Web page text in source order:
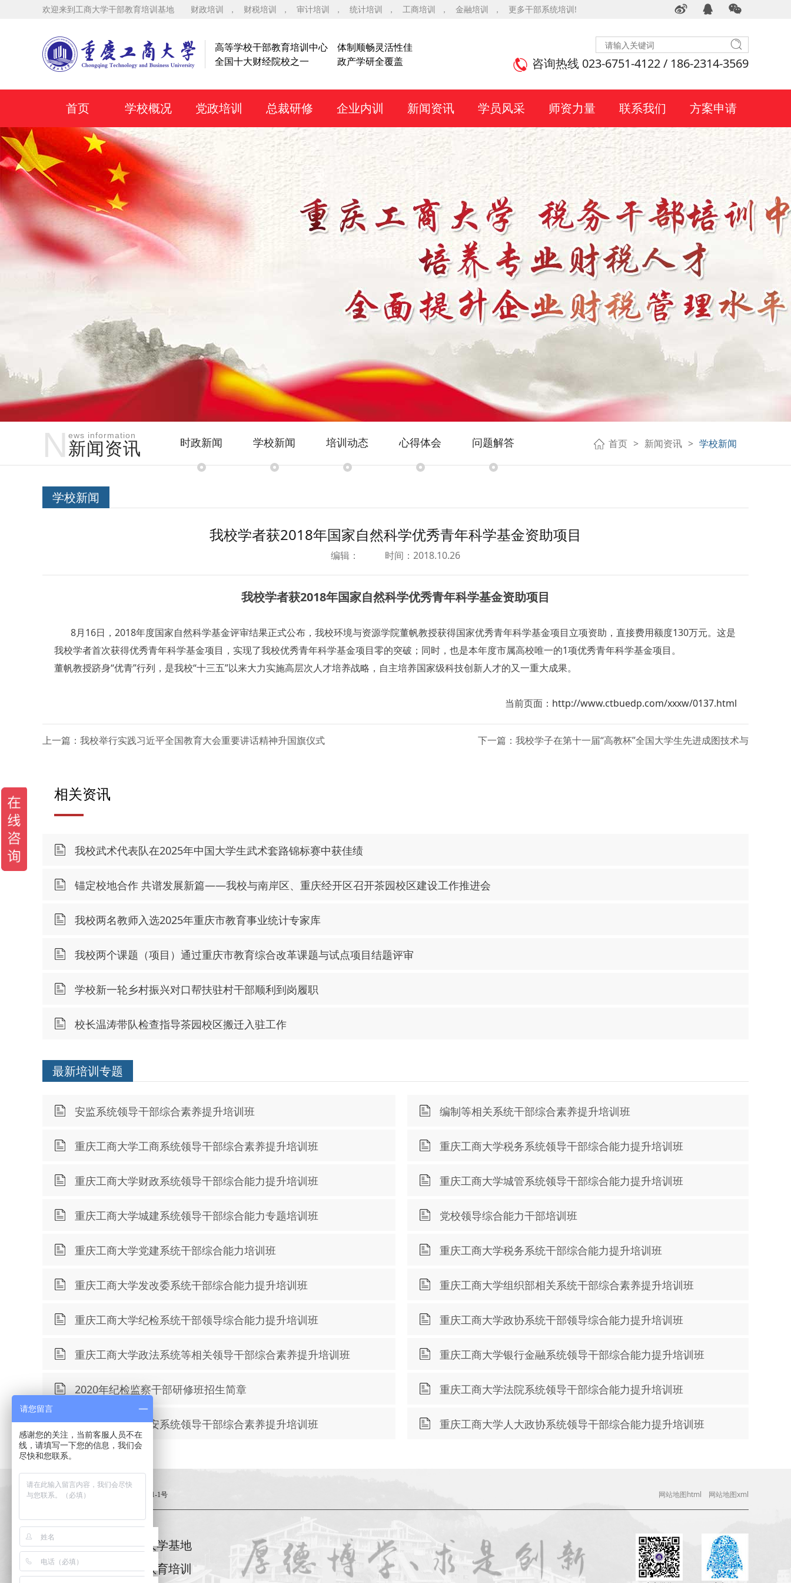
欢迎来到工商大学干部教育培训基地 财政培训 ， 财税培训 ， 审计培训 ， 统计培训 ， 工商培训 ， 金融培训 ， 更多干部系统培训!
高等学校干部教育培训中心
体制顺畅灵活性佳
全国十大财经院校之一
政产学研全覆盖 咨询热线 023-6751-4122 / 186-2314-3569
首页 学校概况 党政培训 总裁研修 企业内训 新闻资讯 学员风采 师资力量 联系我们 方案申请
N ews information
新闻资讯 时政新闻 学校新闻 培训动态 心得体会 问题解答 首页 新闻资讯 学校新闻
学校新闻
我校学者获2018年国家自然科学优秀青年科学基金资助项目
编辑： 时间：2018.10.26
我校学者获2018年国家自然科学优秀青年科学基金资助项目
8月16日，2018年度国家自然科学基金评审结果正式公布，我校环境与资源学院董帆教授获得国家优秀青年科学基金项目立项资助，直接费用额度130万元。这是
我校学者首次获得优秀青年科学基金项目，实现了我校优秀青年科学基金项目零的突破；同时，也是本年度市属高校唯一的1项优秀青年科学基金项目。
董帆教授跻身“优青”行列，是我校“十三五”以来大力实施高层次人才培养战略，自主培养国家级科技创新人才的又一重大成果。
当前页面： http://www.ctbuedp.com/xxxw/0137.html
上一篇：我校举行实践习近平全国教育大会重要讲话精神升国旗仪式 下一篇：我校学子在第十一届“高教杯”全国大学生先进成图技术与
相关资讯
我校武术代表队在2025年中国大学生武术套路锦标赛中获佳绩
锚定校地合作 共谱发展新篇——我校与南岸区、重庆经开区召开茶园校区建设工作推进会
我校两名教师入选2025年重庆市教育事业统计专家库
我校两个课题（项目）通过重庆市教育综合改革课题与试点项目结题评审
学校新一轮乡村振兴对口帮扶驻村干部顺利到岗履职
校长温涛带队检查指导茶园校区搬迁入驻工作
最新培训专题
安监系统领导干部综合素养提升培训班 编制等相关系统干部综合素养提升培训班
重庆工商大学工商系统领导干部综合素养提升培训班 重庆工商大学税务系统领导干部综合能力提升培训班
重庆工商大学财政系统领导干部综合能力提升培训班 重庆工商大学城管系统领导干部综合能力提升培训班
重庆工商大学城建系统领导干部综合能力专题培训班 党校领导综合能力干部培训班
重庆工商大学党建系统干部综合能力培训班 重庆工商大学税务系统干部综合能力提升培训班
重庆工商大学发改委系统干部综合能力提升培训班 重庆工商大学组织部相关系统干部综合素养提升培训班
重庆工商大学纪检系统干部领导综合能力提升培训班 重庆工商大学政协系统干部领导综合能力提升培训班
重庆工商大学政法系统等相关领导干部综合素养提升培训班 重庆工商大学银行金融系统领导干部综合能力提升培训班
2020年纪检监察干部研修班招生简章 重庆工商大学法院系统领导干部综合能力提升培训班
重庆工商大学公安系统领导干部综合素养提升培训班 重庆工商大学人大政协系统领导干部综合能力提升培训班
地 址： 九龙坡区渝州路126号附8-3-1-1号 网站地图html 网站地图xml
重庆工商大学基地
全国干部教育培训
请您留言
感谢您的关注，当前客服人员不在
线，请填写一下您的信息，我们会
尽快和您联系。